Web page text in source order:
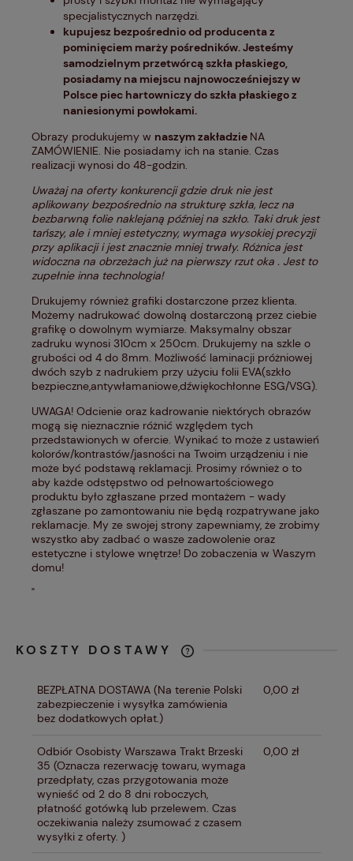
specjalistycznych narzędzi.
kupujesz bezpośrednio od producenta z
pominięciem marży pośredników. Jesteśmy
samodzielnym przetwórcą szkła płaskiego,
posiadamy na miejscu najnowocześniejszy w
Polsce piec hartowniczy do szkła płaskiego z
naniesionymi powłokami.
Obrazy produkujemy w naszym zakładzie NA
ZAMÓWIENIE. Nie posiadamy ich na stanie. Czas
realizacji wynosi do 48-godzin.
Uważaj na oferty konkurencji gdzie druk nie jest
aplikowany bezpośrednio na strukturę szkła, lecz na
bezbarwną folie naklejaną później na szkło. Taki druk jest
tańszy, ale i mniej estetyczny, wymaga wysokiej precyzji
przy aplikacji i jest znacznie mniej trwały. Różnica jest
widoczna na obrzeżach już na pierwszy rzut oka . Jest to
zupełnie inna technologia!
Drukujemy również grafiki dostarczone przez klienta.
Możemy nadrukować dowolną dostarczoną przez ciebie
grafikę o dowolnym wymiarze. Maksymalny obszar
zadruku wynosi 310cm x 250cm. Drukujemy na szkle o
grubości od 4 do 8mm. Możliwość laminacji próżniowej
dwóch szyb z nadrukiem przy użyciu folii EVA(szkło
bezpieczne,antywłamaniowe,dźwiękochłonne ESG/VSG).
UWAGA! Odcienie oraz kadrowanie niektórych obrazów
mogą się nieznacznie różnić względem tych
przedstawionych w ofercie. Wynikać to może z ustawień
kolorów/kontrastów/jasności na Twoim urządzeniu i nie
może być podstawą reklamacji. Prosimy również o to
aby każde odstępstwo od pełnowartościowego
produktu było zgłaszane przed montażem - wady
zgłaszane po zamontowaniu nie będą rozpatrywane jako
reklamacje. My ze swojej strony zapewniamy, że zrobimy
wszystko aby zadbać o wasze zadowolenie oraz
estetyczne i stylowe wnętrze! Do zobaczenia w Waszym
domu!
"
KOSZTY DOSTAWY
KOSZTÓW PŁATNOŚCI
BEZPŁATNA DOSTAWA (Na terenie Polski
zabezpieczenie i wysyłka zamówienia
bez dodatkowych opłat.)
0,00 zł
Odbiór Osobisty Warszawa Trakt Brzeski
35 (Oznacza rezerwację towaru, wymaga
przedpłaty, czas przygotowania może
wynieść od 2 do 8 dni roboczych,
płatność gotówką lub przelewem. Czas
oczekiwania należy zsumować z czasem
wysyłki z oferty. )
0,00 zł